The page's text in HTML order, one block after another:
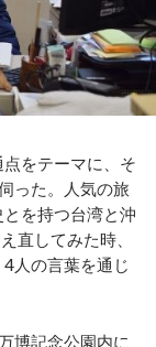
をテーマに、そ
った。人気の旅
を持つ台湾と沖
直してみた時、
人の言葉を通じ
博記念公園内に